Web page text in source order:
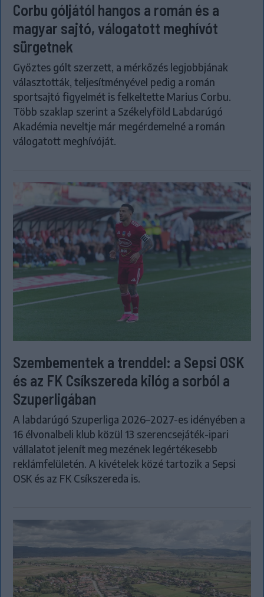
Corbu góljától hangos a román és a
magyar sajtó, válogatott meghívót
sürgetnek
Győztes gólt szerzett, a mérkőzés legjobbjának
választották, teljesítményével pedig a román
sportsajtó figyelmét is felkeltette Marius Corbu.
Több szaklap szerint a Székelyföld Labdarúgó
Akadémia neveltje már megérdemelné a román
válogatott meghívóját.
Szembementek a trenddel: a Sepsi OSK
és az FK Csíkszereda kilóg a sorból a
Szuperligában
A labdarúgó Szuperliga 2026–2027-es idényében a
16 élvonalbeli klub közül 13 szerencsejáték-ipari
vállalatot jelenít meg mezének legértékesebb
reklámfelületén. A kivételek közé tartozik a Sepsi
OSK és az FK Csíkszereda is.